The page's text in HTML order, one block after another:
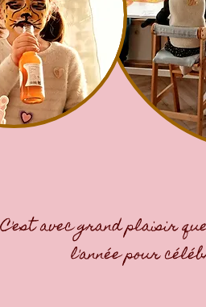
C'est avec grand plaisir
l'année pour